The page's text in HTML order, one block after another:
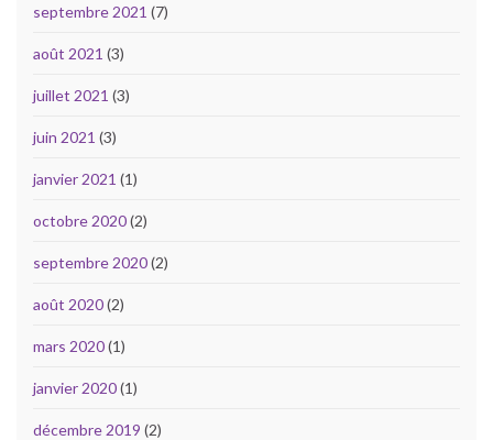
septembre 2021 (7)
août 2021 (3)
juillet 2021 (3)
juin 2021 (3)
janvier 2021 (1)
octobre 2020(2)
septembre 2020(2)
août 2020(2)
mars 2020(1)
janvier 2020(1)
décembre 2019 (2)